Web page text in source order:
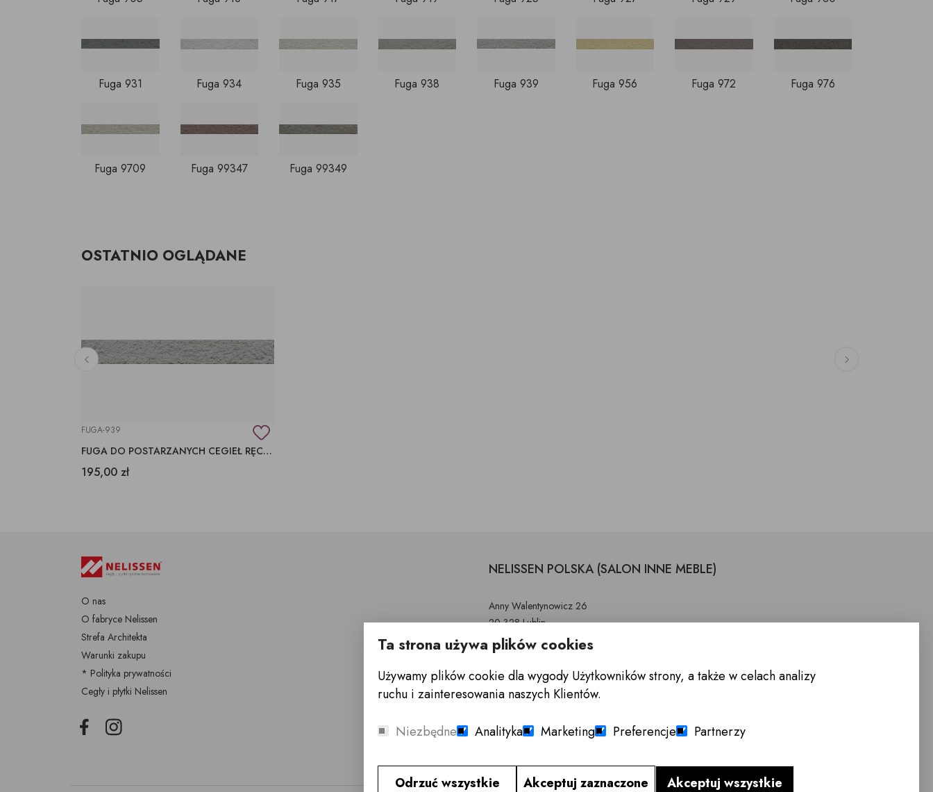
Fuga 931 Fuga 934 Fuga 935 Fuga 938 Fuga 939 Fuga 956 Fuga 972 Fuga 976
Fuga 9709 Fuga 99347 Fuga 99349
OSTATNIO OGLĄDANE
FUGA-939
FUGA DO POSTARZANYCH CEGIEŁ RĘCZNIE FORMOWANYCH
195,00 zł
O nas
O fabryce Nelissen
Strefa Architekta
Warunki zakupu
* Polityka prywatności
Cegły i płytki Nelissen
FacebookInstagram
NELISSEN POLSKA (SALON INNE MEBLE)
Anny Walentynowicz 26
20-328 Lublin
(81) 745-96-30
s.noszczyk@nelissen.pl
Ta strona używa plików cookies
Używamy plików cookie dla wygody Użytkowników strony, a także w celach analizy
ruchu i zainteresowania naszych Klientów.
Niezbędne Analityka Marketing Preferencje Partnerzy
Odrzuć wszystkie Akceptuj zaznaczone Akceptuj wszystkie